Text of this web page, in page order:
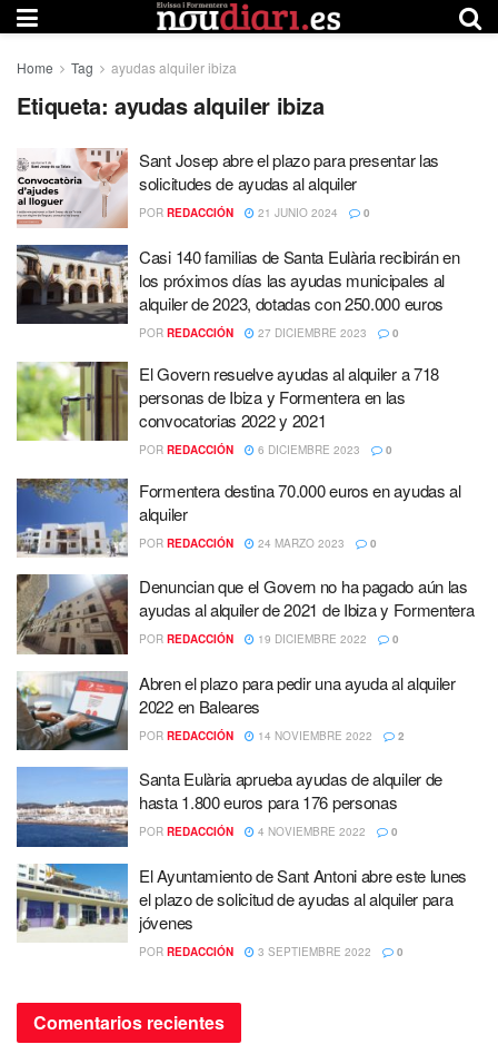
Home Tag ayudas alquiler ibiza
Etiqueta: ayudas alquiler ibiza
Sant Josep abre el plazo para presentar las
solicitudes de ayudas al alquiler
POR REDACCIÓN 21 JUNIO 2024 0
Casi 140 familias de Santa Eulària recibirán en
los próximos días las ayudas municipales al
alquiler de 2023, dotadas con 250.000 euros
POR REDACCIÓN 27 DICIEMBRE 2023 0
El Govern resuelve ayudas al alquiler a 718
personas de Ibiza y Formentera en las
convocatorias 2022 y 2021
POR REDACCIÓN 6 DICIEMBRE 2023 0
Formentera destina 70.000 euros en ayudas al
alquiler
POR REDACCIÓN 24 MARZO 2023 0
Denuncian que el Govern no ha pagado aún las
ayudas al alquiler de 2021 de Ibiza y Formentera
POR REDACCIÓN 19 DICIEMBRE 2022 0
Abren el plazo para pedir una ayuda al alquiler
2022 en Baleares
POR REDACCIÓN 14 NOVIEMBRE 2022 2
Santa Eulària aprueba ayudas de alquiler de
hasta 1.800 euros para 176 personas
POR REDACCIÓN 4 NOVIEMBRE 2022 0
El Ayuntamiento de Sant Antoni abre este lunes
el plazo de solicitud de ayudas al alquiler para
jóvenes
POR REDACCIÓN 3 SEPTIEMBRE 2022 0
Comentarios recientes